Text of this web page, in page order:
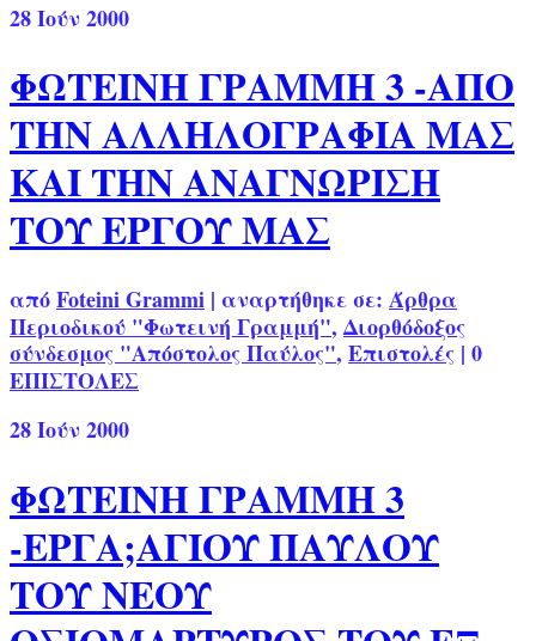
28Ιούν 2000
ΦΩΤΕΙΝΗ ΓΡΑΜΜΗ 3 -ΑΠΟ
ΤΗΝ ΑΛΛΗΛΟΓΡΑΦΙΑ ΜΑΣ
ΚΑΙ ΤΗΝ ΑΝΑΓΝΩΡΙΣΗ
ΤΟΥ ΕΡΓΟΥ ΜΑΣ
απόFoteini Grammi | αναρτήθηκε σε: Άρθρα
Περιοδικού "Φωτεινή Γραμμή",Διορθόδοξος
σύνδεσμος "Απόστολος Παύλος", Επιστολές | 0
ΕΠΙΣΤΟΛΕΣ
28Ιούν 2000
ΦΩΤΕΙΝΗ ΓΡΑΜΜΗ 3
-ΕΡΓΑ;ΑΓΙΟΥ ΠΑΥΛΟΥ
ΤΟΥ ΝΕΟΥ